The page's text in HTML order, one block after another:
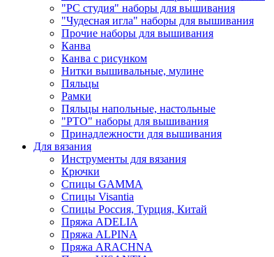
"РС студия" наборы для вышивания
"Чудесная игла" наборы для вышивания
Прочие наборы для вышивания
Канва
Канва с рисунком
Нитки вышивальные, мулине
Пяльцы
Рамки
Пяльцы напольные, настольные
"РТО" наборы для вышивания
Принадлежности для вышивания
Для вязания
Инструменты для вязания
Крючки
Спицы GAMMA
Спицы Visantia
Спицы Россия, Турция, Китай
Пряжа ADELIA
Пряжа ALPINA
Пряжа ARACHNA